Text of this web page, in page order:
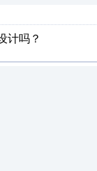
计吗？